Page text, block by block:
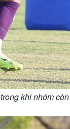
khi nhóm